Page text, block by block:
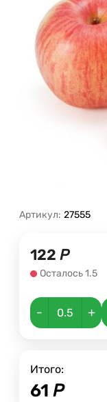
Артикул: 27555
122 Р
Осталось 1.5
- +
Итого:
61 Р